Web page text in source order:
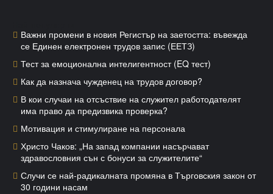
Важни промени в новия Регистър на заетостта: въвежда
се Единен електронен трудов запис (ЕЕТЗ)
Тест за емоционална интелигентност (EQ тест)
Как да назнача чужденец на трудов договор?
В кои случаи на отсъствие на служител работодателят
има право да предизвика проверка?
Мотивация и стимулиране на персонала
Христо Чаков: „На запад компании насърчават
здравословния сън с бонуси за служителите“
Случи се най-радикалната промяна в Търговския закон от
30 години насам